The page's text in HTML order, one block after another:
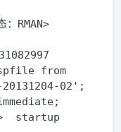
：RMAN>
spfile from
02';
startup